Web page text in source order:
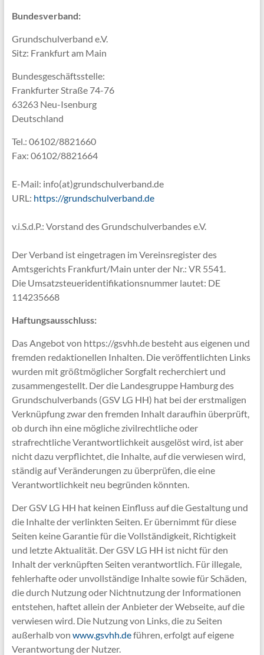
Bundesverband:
Grundschulverband e.V.
Sitz: Frankfurt am Main
Bundesgeschäftsstelle:
Frankfurter Straße 74-76
63263 Neu-Isenburg
Deutschland
Tel.: 06102/8821660
Fax: 06102/8821664
E-Mail: info(at)grundschulverband.de
URL: https://grundschulverband.de
v.i.S.d.P.: Vorstand des Grundschulverbandes e.V.
Der Verband ist eingetragen im Vereinsregister des
Amtsgerichts Frankfurt/Main unter der Nr.: VR 5541.
Die Umsatzsteueridentifikationsnummer lautet: DE
114235668
Haftungsausschluss:
Das Angebot von https://gsvhh.de besteht aus eigenen und
fremden redaktionellen Inhalten. Die veröffentlichten Links
wurden mit größtmöglicher Sorgfalt recherchiert und
zusammengestellt. Der die Landesgruppe Hamburg des
Grundschulverbands (GSV LG HH) hat bei der erstmaligen
Verknüpfung zwar den fremden Inhalt daraufhin überprüft,
ob durch ihn eine mögliche zivilrechtliche oder
strafrechtliche Verantwortlichkeit ausgelöst wird, ist aber
nicht dazu verpflichtet, die Inhalte, auf die verwiesen wird,
ständig auf Veränderungen zu überprüfen, die eine
Verantwortlichkeit neu begründen könnten.
Der GSV LG HH hat keinen Einfluss auf die Gestaltung und
die Inhalte der verlinkten Seiten. Er übernimmt für diese
Seiten keine Garantie für die Vollständigkeit, Richtigkeit
und letzte Aktualität. Der GSV LG HH ist nicht für den
Inhalt der verknüpften Seiten verantwortlich. Für illegale,
fehlerhafte oder unvollständige Inhalte sowie für Schäden,
die durch Nutzung oder Nichtnutzung der Informationen
entstehen, haftet allein der Anbieter der Webseite, auf die
verwiesen wird. Die Nutzung von Links, die zu Seiten
außerhalb von www.gsvhh.deführen, erfolgt auf eigene
Verantwortung der Nutzer.